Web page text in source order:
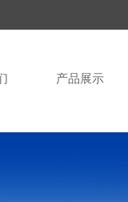
产品展示